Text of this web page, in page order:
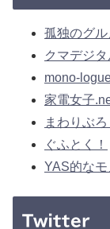
孤独のグ
クマデジ
mono-
家電女子
まわりぶろ
ぐふとく！
YAS的なモ
Twitter